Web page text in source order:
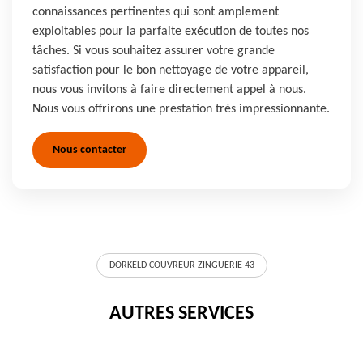
connaissances pertinentes qui sont amplement
exploitables pour la parfaite exécution de toutes nos
tâches. Si vous souhaitez assurer votre grande
satisfaction pour le bon nettoyage de votre appareil,
nous vous invitons à faire directement appel à nous.
Nous vous offrirons une prestation très impressionnante.
Nous contacter
DORKELD COUVREUR ZINGUERIE 43
AUTRES SERVICES